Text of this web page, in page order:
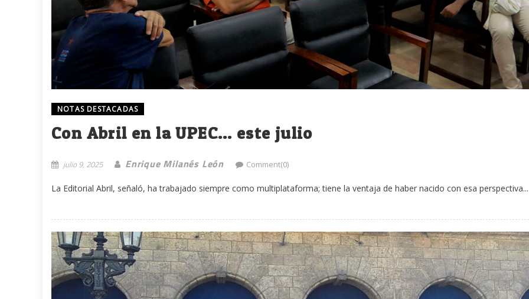
NOTAS DESTACADAS
Con Abril en la UPEC… este julio
julio 9, 2025 Enrique Milanés León Comment(0)
La Editorial Abril, señaló, ha trabajado siempre como multiplataforma; tiene la ventaja de haber nacido con esa